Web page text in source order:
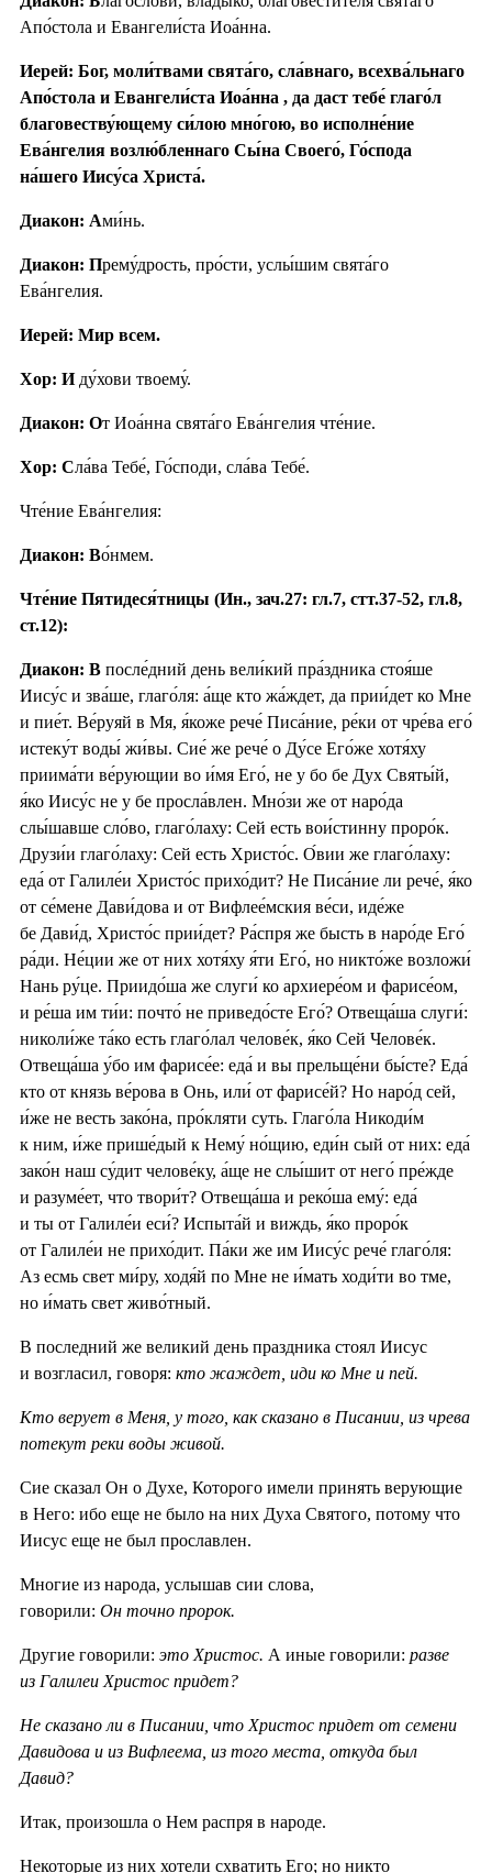
Апо́стола и Евангели́ста Иоа́нна.
Иерей: Бог, моли́твами свята́го, сла́внаго, всехва́льнаго
Апо́стола и Евангели́ста Иоа́нна , да даст тебе́ глаго́л
благовеству́ющему си́лою мно́гою, во исполне́ние
Ева́нгелия возлю́бленнаго Сы́на Своего́, Го́спода
на́шего Иису́са Христа́.
Диакон: Ами́нь.
Диакон: Прему́дрость, про́сти, услы́шим свята́го
Ева́нгелия.
Иерей: Мир всем.
Хор: Иду́хови твоему́.
Диакон: От Иоа́нна свята́го Ева́нгелия чте́ние.
Хор: Сла́ва Тебе́, Го́споди, сла́ва Тебе́.
Чте́ние Ева́нгелия:
Диакон: Во́нмем.
Чте́ние Пятидеся́тницы (Ин., зач.27: гл.7, стт.37-52, гл.8,
ст.12):
Диакон: В после́дний день вели́кий пра́здника стоя́ше
Иису́с и зва́ше, глаго́ля: а́ще кто жа́ждет, да прии́дет ко Мне
и пие́т. Ве́руяй в Мя, я́коже рече́ Писа́ние, ре́ки от чре́ва его́
истеку́т воды́ жи́вы. Сие́ же рече́ о Ду́се Его́же хотя́ху
приима́ти ве́рующии во и́мя Его́, не у бо бе Дух Святы́й,
я́ко Иису́с не у бе просла́влен. Мно́зи же от наро́да
слы́шавше сло́во, глаго́лаху: Сей есть вои́стинну проро́к.
Друзи́и глаго́лаху: Сей есть Христо́с. О́вии же глаго́лаху:
еда́ от Галиле́и Христо́с прихо́дит? Не Писа́ние ли рече́, я́ко
от се́мене Дави́дова и от Вифлее́мския ве́си, иде́же
бе Дави́д, Христо́с прии́дет? Ра́спря же бысть в наро́де Его́
ра́ди. Не́ции же от них хотя́ху я́ти Его́, но никто́же возложи́
Нань ру́це. Приидо́ша же слуги́ ко архиере́ом и фарисе́ом,
и ре́ша им ти́и: почто́ не приведо́сте Его́? Отвеща́ша слуги́:
николи́же та́ко есть глаго́лал челове́к, я́ко Сей Челове́к.
Отвеща́ша у́бо им фарисе́е: еда́ и вы прельще́ни бы́сте? Еда́
кто от князь ве́рова в Онь, или́ от фарисе́й? Но наро́д сей,
и́же не весть зако́на, про́кляти суть. Глаго́ла Никоди́м
к ним, и́же прише́дый к Нему́ но́щию, еди́н сый от них: еда́
зако́н наш су́дит челове́ку, а́ще не слы́шит от него́ пре́жде
и разуме́ет, что твори́т? Отвеща́ша и реко́ша ему́: еда́
и ты от Галиле́и еси́? Испыта́й и виждь, я́ко проро́к
от Галиле́и не прихо́дит. Па́ки же им Иису́с рече́ глаго́ля:
Аз есмь свет ми́ру, ходя́й по Мне не и́мать ходи́ти во тме,
но и́мать свет живо́тный.
В последний же великий день праздника стоял Иисус
и возгласил, говоря: кто жаждет, иди ко Мне и пей.
Кто верует в Меня, у того, как сказано в Писании, из чрева
потекут реки воды живой.
Сие сказал Он о Духе, Которого имели принять верующие
в Него: ибо еще не было на них Духа Святого, потому что
Иисус еще не был прославлен.
Многие из народа, услышав сии слова,
говорили: Он точно пророк.
Другие говорили: это Христос. А иные говорили: разве
из Галилеи Христос придет?
Не сказано ли в Писании, что Христос придет от семени
Давидова и из Вифлеема, из того места, откуда был
Давид?
Итак, произошла о Нем распря в народе.
Некоторые из них хотели схватить Его; но никто